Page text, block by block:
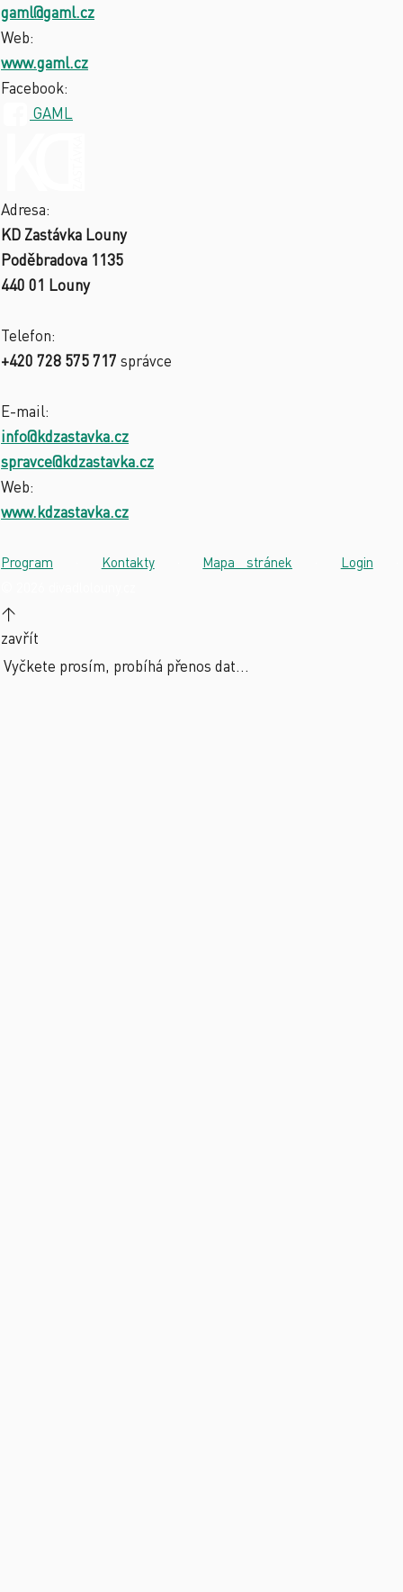
gaml@gaml.cz
Web:
www.gaml.cz
Facebook:
GAML
Adresa:
KD Zastávka Louny
Poděbradova 1135
440 01 Louny
Telefon:
+420 728 575 717 správce
E-mail:
info@kdzastavka.cz
spravce@kdzastavka.cz
Web:
www.kdzastavka.cz
Program Kontakty· Mapa stránek Login
↑
zavřít
Vyčkete prosím, probíhá přenos dat...